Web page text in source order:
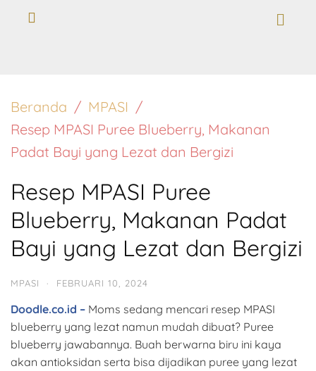
Beranda
MPASI
Resep MPASI Puree Blueberry, Makanan
Padat Bayi yang Lezat dan Bergizi
Resep MPASI Puree
Blueberry, Makanan Padat
Bayi yang Lezat dan Bergizi
MPASI · FEBRUARI 10, 2024
Doodle.co.id – Moms sedang mencari resep MPASI
blueberry yang lezat namun mudah dibuat? Puree
blueberry jawabannya. Buah berwarna biru ini kaya
akan antioksidan serta bisa dijadikan puree yang lezat